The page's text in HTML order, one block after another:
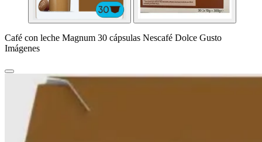
Café con leche Magnum 30 cápsulas Nescafé Dolce Gusto
Imágenes